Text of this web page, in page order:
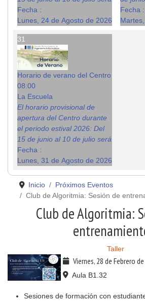
Fecha :
Lunes, 24 de Agosto de 2026
Fecha :
31
Horario de verano del Centro
08:00
La Escuela
El horario provisional de
apertura del Centro durante
el periodo estival 2026: Del
15 de junio al 10 de julio será
Fecha :
Lunes, 31 de Agosto de 2026
Inicio
Próximos Eventos
Club de Algoritmia: Sesión de
Club de Algoritmia:
Taller
Viernes, 28 de Febrero
Aula B1.32
Sesiones de formación con